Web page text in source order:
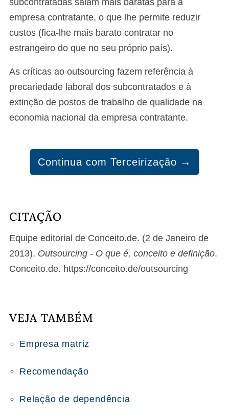
subcontratadas saiam mais baratas para a
empresa contratante, o que lhe permite reduzir
custos (fica-lhe mais barato contratar no
estrangeiro do que no seu próprio país).
As críticas ao outsourcing fazem referência à
precariedade laboral dos subcontratados e à
extinção de postos de trabalho de qualidade na
economia nacional da empresa contratante.
Continua com Terceirização →
CITAÇÃO
Equipe editorial de Conceito.de. (2 de Janeiro de
2013). Outsourcing - O que é, conceito e definição.
Conceito.de. https://conceito.de/outsourcing
VEJA TAMBÉM
Empresa matriz
Recomendação
Relação de dependência